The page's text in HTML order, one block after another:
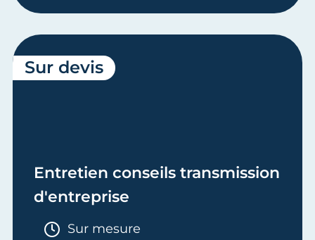
Entretien conseils transmission
d'entreprise
Durée :
Sur mesure
Sur devis